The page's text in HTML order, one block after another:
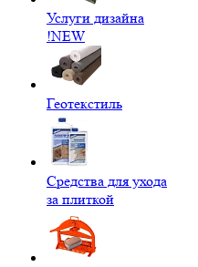
Услуги дизайна
!NEW
Геотекстиль
Средства для ухода
за плиткой